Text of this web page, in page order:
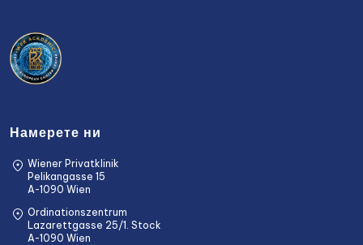
Намерете ни
Wiener Privatklinik
Pelikangasse 15
A-1090 Wien
Ordinationszentrum
Lazarettgasse 25/1. Stock
A-1090 Wien